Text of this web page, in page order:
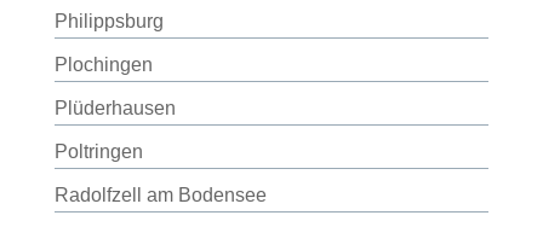
Philippsburg
Plochingen
Plüderhausen
Poltringen
Radolfzell am Bodensee